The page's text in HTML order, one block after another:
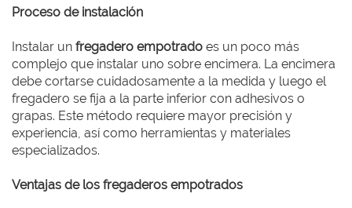
Proceso de instalación
Instalar un fregadero empotrado es un poco más
complejo que instalar uno sobre encimera. La encimera
debe cortarse cuidadosamente a la medida y luego el
fregadero se fija a la parte inferior con adhesivos o
grapas. Este método requiere mayor precisión y
experiencia, así como herramientas y materiales
especializados.
Ventajas de los fregaderos empotrados